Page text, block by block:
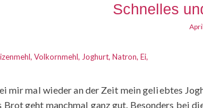
Schnelles
mir mal wieder an der Zeit mein geliebtes
Brot geht manchmal ganz gut. Besonders bei